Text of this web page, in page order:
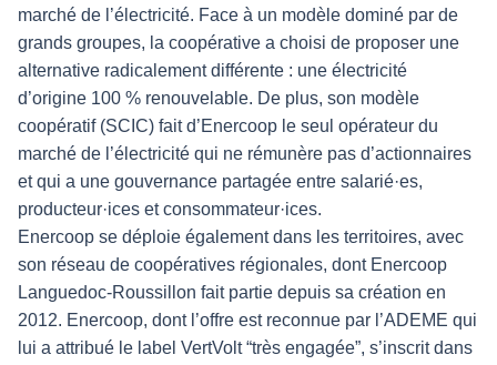
marché de l’électricité. Face à un modèle dominé par de
grands groupes, la coopérative a choisi de proposer une
alternative radicalement différente : une électricité
d’origine 100 % renouvelable. De plus, son modèle
coopératif (SCIC) fait d’Enercoop le seul opérateur du
marché de l’électricité qui ne rémunère pas d’actionnaires
et qui a une gouvernance partagée entre salarié·es,
producteur·ices et consommateur·ices.
Enercoop se déploie également dans les territoires, avec
son réseau de coopératives régionales, dont Enercoop
Languedoc-Roussillon fait partie depuis sa création en
2012. Enercoop, dont l’offre est reconnue par l’ADEME qui
lui a attribué le label VertVolt “très engagée”, s’inscrit dans